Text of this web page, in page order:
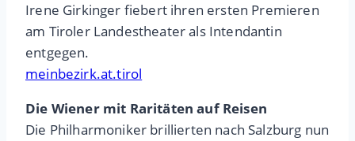
Irene Girkinger fiebert ihren ersten Premieren
am Tiroler Landestheater als Intendantin
entgegen.
meinbezirk.at.tirol
Die Wiener mit Raritäten auf Reisen
Die Philharmoniker brillierten nach Salzburg nun